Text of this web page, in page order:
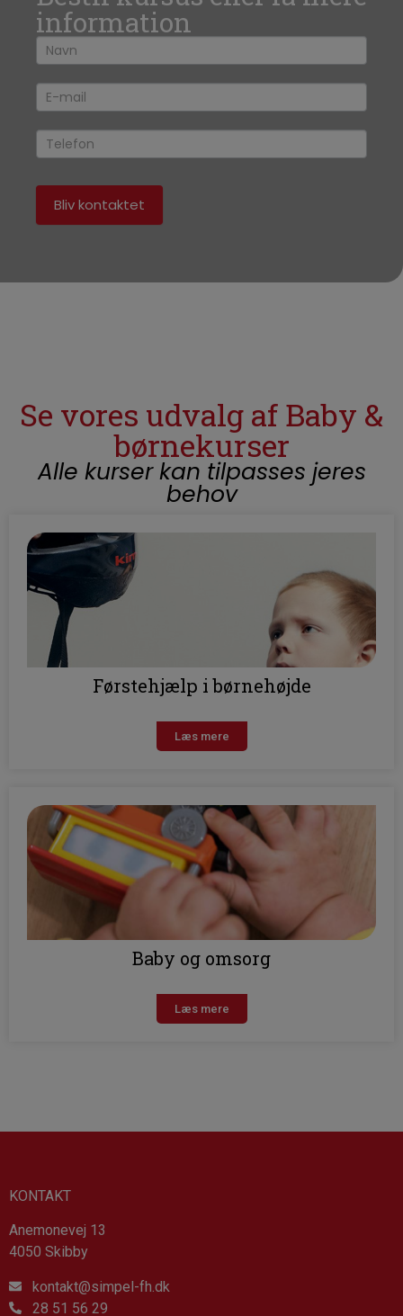
information
Bliv
kontaktet
If you
are
leave
this
field
blank.
Bliv kontaktet
Se vores udvalg af Baby &
børnekurser
Alle kurser kan tilpasses jeres
behov
Førstehjælp i børnehøjde
Læs mere
Baby og omsorg
Læs mere
KONTAKT
Anemonevej 13
4050 Skibby
kontakt@simpel-fh.dk
28 51 56 29